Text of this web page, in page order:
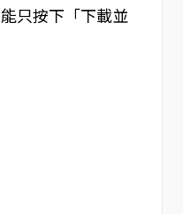
只按下「下載並